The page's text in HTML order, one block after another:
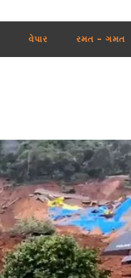
વેપાર રમત – ગમત